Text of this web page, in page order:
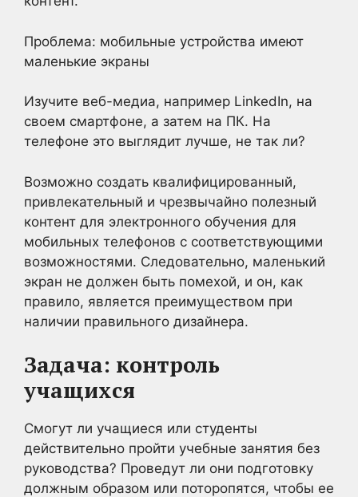
Проблема: мобильные устройства имеют
маленькие экраны
Изучите веб-медиа, например LinkedIn, на
своем смартфоне, а затем на ПК. На
телефоне это выглядит лучше, не так ли?
Возможно создать квалифицированный,
привлекательный и чрезвычайно полезный
контент для электронного обучения для
мобильных телефонов с соответствующими
возможностями. Следовательно, маленький
экран не должен быть помехой, и он, как
правило, является преимуществом при
наличии правильного дизайнера.
Задача: контроль
учащихся
Смогут ли учащиеся или студенты
действительно пройти учебные занятия без
руководства? Проведут ли они подготовку
должным образом или поторопятся, чтобы ее